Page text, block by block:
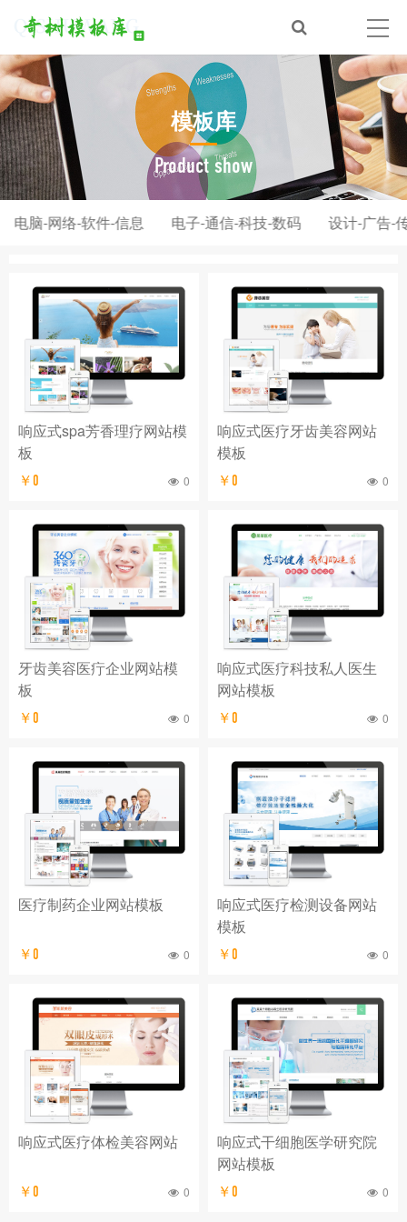
模板库
Product show
电脑-网络-软件-信息 电子-通信-科技-数码 设计-广告-
响应式spa芳香理疗网站模
板
￥0 0
响应式医疗牙齿美容网站
模板
￥0 0
牙齿美容医疔企业网站模
板
￥0 0
响应式医疗科技私人医生
网站模板
￥0 0
医疗制药企业网站模板
￥0 0
响应式医疗检测设备网站
模板
￥0 0
响应式医疗体检美容网站
￥0 0
响应式干细胞医学研究院
网站模板
￥0 0